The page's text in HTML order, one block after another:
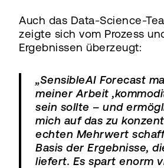
Auch das Data-Science-
zeigte sich vom Prozess
Ergebnissen überzeugt:
„SensibleAI Forecast
meiner Arbeit
sein sollte – und
mich auf das zu
echten Mehrwert
Basis der Ergebnisse,
liefert. Es spart enorm